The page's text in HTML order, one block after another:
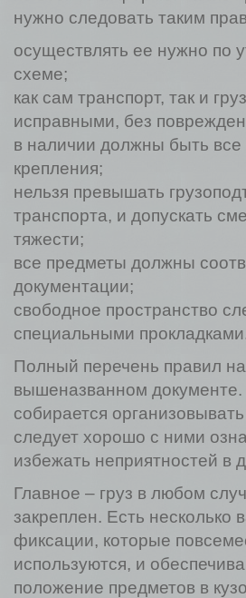
нужно следовать таким
осуществлять ее нужно по
схеме;
как сам транспорт, так и
исправными, без
в наличии должны быть все
крепления;
нельзя превышать
транспорта, и допускать
тяжести;
все предметы должны
документации;
свободное пространство
специальными
Полный перечень правил
вышеназванном документе.
собирается
следует хорошо с ними
избежать неприятностей в
Главное – груз в любом
закреплен. Есть несколько
фиксации, которые
используются, и
положение предметов в